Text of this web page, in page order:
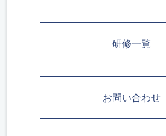
研修一覧
お問い合わせ